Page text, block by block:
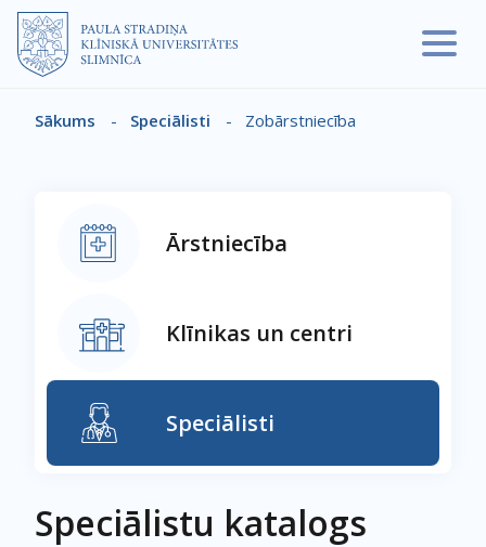
Pārlekt uz galveno saturu
Atpakaļceļš
Sākums - Speciālisti - Zobārstniecība
Ārstniecība
Klīnikas un centri
Speciālisti
Speciālistu katalogs